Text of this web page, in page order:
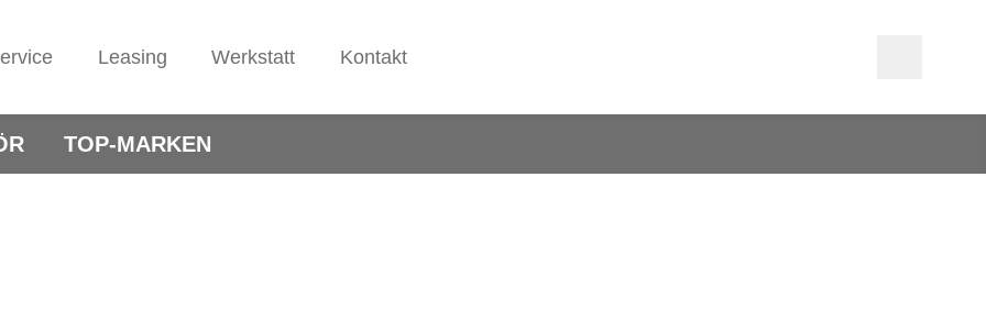
Leasing Werkstatt Kontakt
TOP-MARKEN